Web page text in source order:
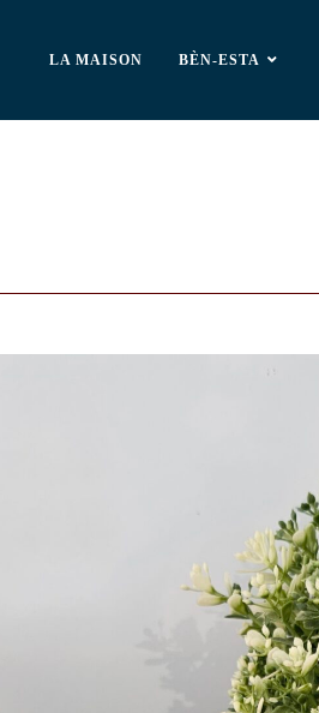
LA MAISON BÈN-ESTA